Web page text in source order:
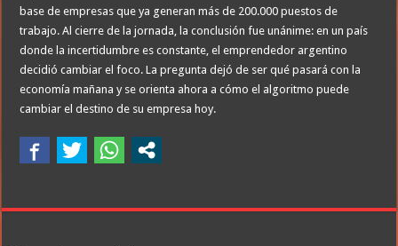
base de empresas que ya generan más de 200.000 puestos de
trabajo. Al cierre de la jornada, la conclusión fue unánime: en un país
donde la incertidumbre es constante, el emprendedor argentino
decidió cambiar el foco. La pregunta dejó de ser qué pasará con la
economía mañana y se orienta ahora a cómo el algoritmo puede
cambiar el destino de su empresa hoy.